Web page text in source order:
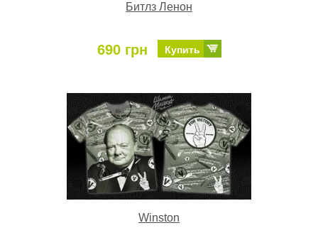
Битлз Ленон
690 грн Купить
Winston